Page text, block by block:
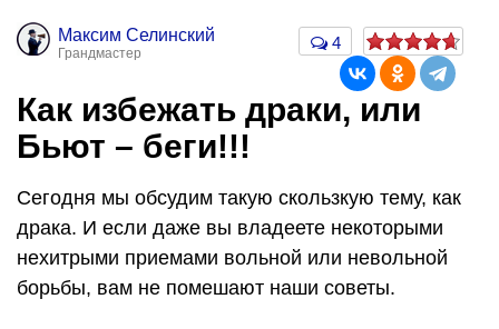
Максим Селинский
Грандмастер
4
Как избежать драки, или
Бьют – беги!!!
Сегодня мы обсудим такую скользкую тему, как
драка. И если даже вы владеете некоторыми
нехитрыми приемами вольной или невольной
борьбы, вам не помешают наши советы.